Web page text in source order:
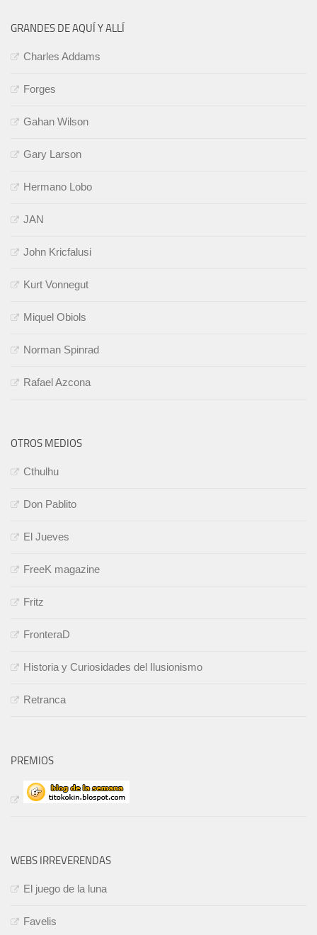
GRANDES DE AQUÍ Y ALLÍ
Charles Addams
Forges
Gahan Wilson
Gary Larson
Hermano Lobo
JAN
John Kricfalusi
Kurt Vonnegut
Miquel Obiols
Norman Spinrad
Rafael Azcona
OTROS MEDIOS
Cthulhu
Don Pablito
El Jueves
FreeK magazine
Fritz
FronteraD
Historia y Curiosidades del Ilusionismo
Retranca
PREMIOS
WEBS IRREVERENDAS
El juego de la luna
Favelis